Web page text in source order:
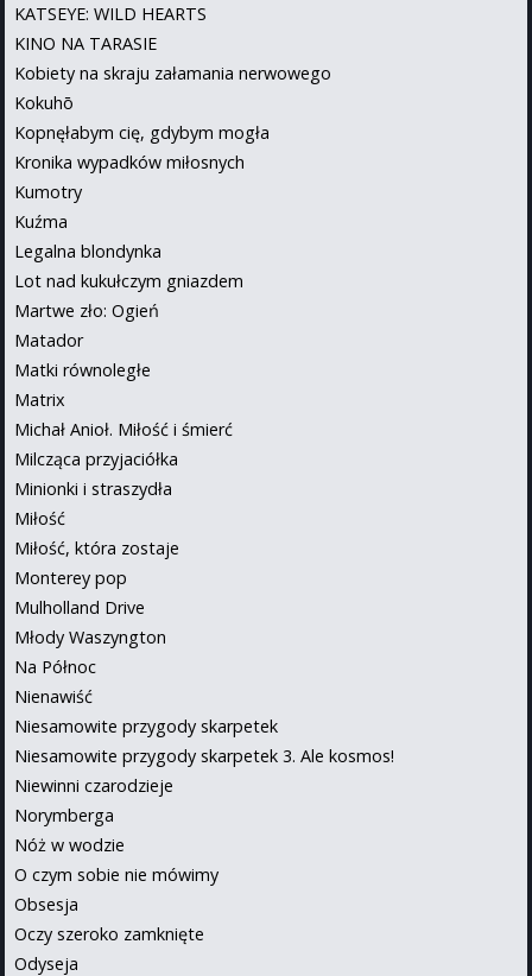
KATSEYE: WILD HEARTS
KINO NA TARASIE
Kobiety na skraju załamania nerwowego
Kokuhō
Kopnęłabym cię, gdybym mogła
Kronika wypadków miłosnych
Kumotry
Kuźma
Legalna blondynka
Lot nad kukułczym gniazdem
Martwe zło: Ogień
Matador
Matki równoległe
Matrix
Michał Anioł. Miłość i śmierć
Milcząca przyjaciółka
Minionki i straszydła
Miłość
Miłość, która zostaje
Monterey pop
Mulholland Drive
Młody Waszyngton
Na Północ
Nienawiść
Niesamowite przygody skarpetek
Niesamowite przygody skarpetek 3. Ale kosmos!
Niewinni czarodzieje
Norymberga
Nóż w wodzie
O czym sobie nie mówimy
Obsesja
Oczy szeroko zamknięte
Odyseja